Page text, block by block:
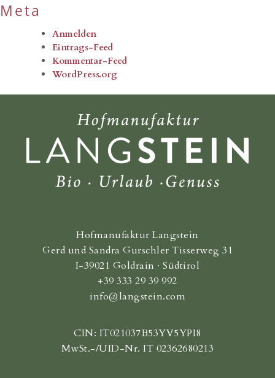
Meta
Anmelden
Eintrags-Feed
Kommentar-Feed
WordPress.org
Hofmanufaktur Langstein
Gerd und Sandra Gurschler Tisserweg 31
I-39021 Goldrain · Südtirol
+39 333 29 39 992
info@langstein.com
CIN: IT021037B53YV5YPI8
MwSt.-/UID-Nr. IT 02362680213